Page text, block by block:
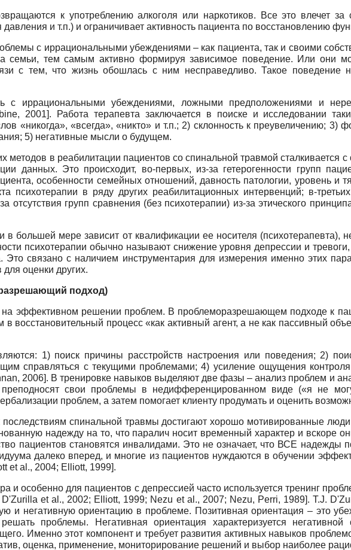
к употреблению алкоголя или наркотиков. Все это влечет
и т.п.) и ограничивает активность пациента по восстановлению
с иррациональными убеждениями – как пациента, так и своими
семьи, тем самым активно формируя зависимое поведение. Или они
с тем, что жизнь обошлась с ним несправедливо. Такое поведение
с иррациональными убеждениями, ложными предположениями и
2001]. Работа терапевта заключается в поиске и исследовании
«никогда», «всегда», «никто» и т.п.; 2) склонность к преувеличению; 3)
5) негативные мысли о будущем.
методов в реабилитации пациентов со спинальной травмой сталкивается
данных. Это происходит, во-первых, из-за гетерогенности групп
особенности семейных отношений, давность патологии, уровень и
психотерапии в ряду других реабилитационных интервенций; в-
отсутствия групп сравнения (без психотерапии) из-за этического
в большей мере зависит от квалификации ее носителя (психотерапевта),
психотерапии обычно называют снижение уровня депрессии и
Это связано с наличием инструментария для измерения именно этих
оценки других.
подход)
на эффективном решении проблем. В проблеморазрешающем подходе к
восстановительный процесс «как активный агент, а не как пассивный
1) поиск причины расстройств настроения или поведения; 2)
справляться с текущими проблемами; 4) усиление ощущения
2006]. В тренировке навыков выделяют две фазы – анализ проблем и
свои проблемы в недифференцированном виде («я не
проблем, а затем помогает клиенту продумать и оценить
последствиям спинальной травмы достигают хорошо мотивированные
надежду на то, что паралич носит временный характер и вскоре
пациентов становятся инвалидами. Это не означает, что ВСЕ надежды
далеко вперед, и многие из пациентов нуждаются в обучении
et al., 2004; Elliott, 1999].
и особенно для пациентов с депрессией часто используется тренинг
et al., 2002; Elliott, 1999; Nezu et al., 2007; Nezu, Perri, 1989]. T.J.
и негативную ориентацию в проблеме. Позитивная ориентация – это
проблемы. Негативная ориентация характеризуется
Именно этот компонент и требует развития активных навыков
оценка, применение, мониторирование решений и выбор наиболее